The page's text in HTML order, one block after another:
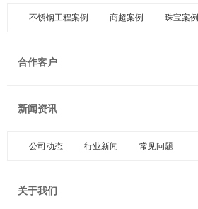
不锈钢工程案例 商超案例 珠宝案例
合作客户
新闻资讯
公司动态 行业新闻 常见问题
关于我们